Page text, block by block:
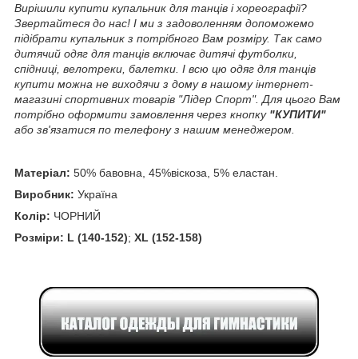
Вирішили купити купальник для танців і хореографії?
Звертайтеся до нас! І ми з задоволенням допоможемо
підібрати купальник з потрібного Вам розміру. Так само
дитячий одяг для танців включає дитячі футболки,
спідниці, велотреки, балетки. І всю цю одяг для танців
купити можна не виходячи з дому в нашому інтернет-
магазині спортивних товарів "Лідер Спорт". Для цього Вам
потрібно оформити замовлення через кнопку "КУПИТИ"
або зв'язатися по телефону з нашим менеджером.
Матеріал: 50% бавовна, 45%віскоза, 5% еластан.
Виробник: Україна
Колір: ЧОРНИЙ
Розміри: L (140-152); XL (152-158)